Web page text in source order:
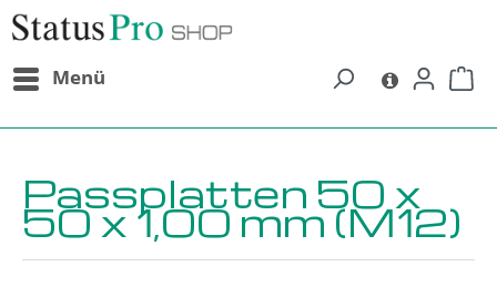
springen
Menü
Passplatten 50 x
50 x 1,00 mm (M12)